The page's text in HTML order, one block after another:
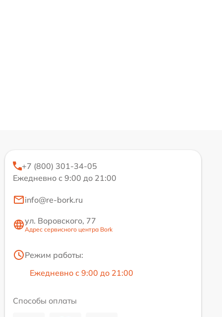
+7 (800) 301-34-05
Ежедневно с 9:00 до 21:00
info@re-bork.ru
ул. Воровского, 77
Адрес сервисного центра Bork
Режим работы:
Ежедневно с 9:00 до 21:00
Способы оплаты